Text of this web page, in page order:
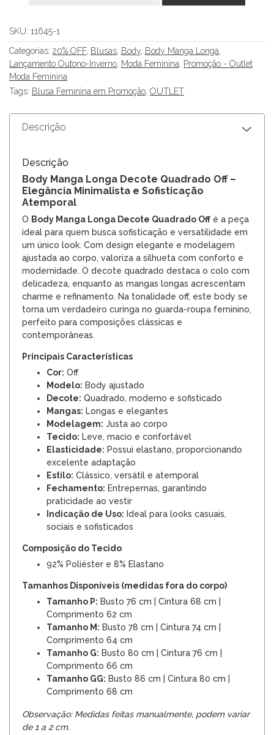
SKU: 11645-1
Categorias: 20% OFF, Blusas, Body, Body Manga Longa,
Lançamento Outono-Inverno, Moda Feminina, Promoção - Outlet
Moda Feminina
Tags: Blusa Feminina em Promoção, OUTLET
Descrição
Descrição
Body Manga Longa Decote Quadrado Off –
Elegância Minimalista e Sofisticação
Atemporal
O Body Manga Longa Decote Quadrado Off é a peça
ideal para quem busca sofisticação e versatilidade em
um único look. Com design elegante e modelagem
ajustada ao corpo, valoriza a silhueta com conforto e
modernidade. O decote quadrado destaca o colo com
delicadeza, enquanto as mangas longas acrescentam
charme e refinamento. Na tonalidade off, este body se
torna um verdadeiro curinga no guarda-roupa feminino,
perfeito para composições clássicas e
contemporâneas.
Principais Características
Cor: Off
Modelo: Body ajustado
Decote: Quadrado, moderno e sofisticado
Mangas: Longas e elegantes
Modelagem: Justa ao corpo
Tecido: Leve, macio e confortável
Elasticidade: Possui elastano, proporcionando
excelente adaptação
Estilo: Clássico, versátil e atemporal
Fechamento: Entrepernas, garantindo
praticidade ao vestir
Indicação de Uso: Ideal para looks casuais,
sociais e sofisticados
Composição do Tecido
92% Poliéster e 8% Elastano
Tamanhos Disponíveis (medidas fora do corpo)
Tamanho P: Busto 76 cm | Cintura 68 cm |
Comprimento 62 cm
Tamanho M: Busto 78 cm | Cintura 74 cm |
Comprimento 64 cm
Tamanho G: Busto 80 cm | Cintura 76 cm |
Comprimento 66 cm
Tamanho GG: Busto 86 cm | Cintura 80 cm |
Comprimento 68 cm
Observação: Medidas feitas manualmente, podem variar
de 1 a 2 cm.